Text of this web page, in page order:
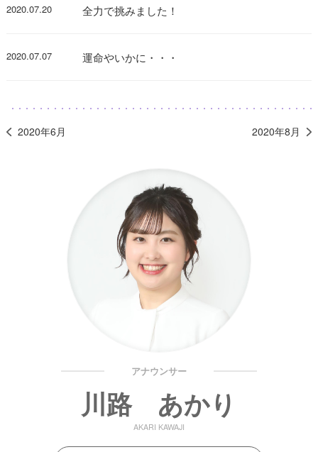
2020.07.20 全力で挑みました！
2020.07.07 運命やいかに・・・
2020年6月 2020年8月
アナウンサー
川路 あかり
AKARI KAWAJI